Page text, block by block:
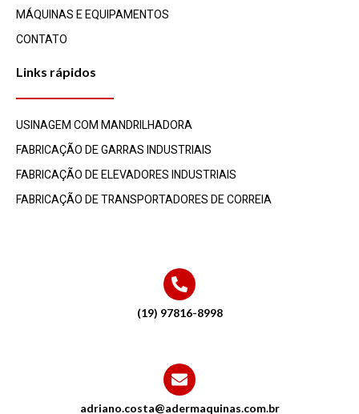
MÁQUINAS E EQUIPAMENTOS
CONTATO
Links rápidos
USINAGEM COM MANDRILHADORA
FABRICAÇÃO DE GARRAS INDUSTRIAIS
FABRICAÇÃO DE ELEVADORES INDUSTRIAIS
FABRICAÇÃO DE TRANSPORTADORES DE CORREIA
(19) 97816-8998
adriano.costa@adermaquinas.com.br